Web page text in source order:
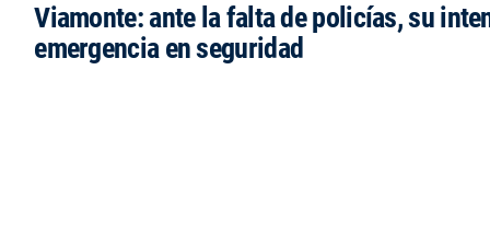
Viamonte: ante la falta de policías, su
emergencia en seguridad